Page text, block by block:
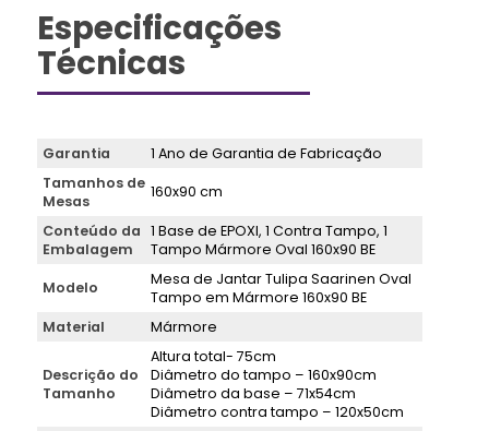
Especificações
Técnicas
Garantia
1 Ano de Garantia de Fabricação
Tamanhos de
Mesas
160x90 cm
Conteúdo da
Embalagem
1 Base de EPOXI, 1 Contra Tampo, 1
Tampo Mármore Oval 160x90 BE
Modelo
Mesa de Jantar Tulipa Saarinen Oval
Tampo em Mármore 160x90 BE
Material
Mármore
Descrição do
Tamanho
Altura total- 75cm
Diâmetro do tampo – 160x90cm
Diâmetro da base – 71x54cm
Diâmetro contra tampo – 120x50cm